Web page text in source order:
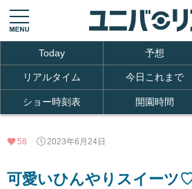
Today 予想
リアルタイム 今日これまで
ショー時刻表 開園時間
58 2023年6月24日
可愛いひんやりスイーツ